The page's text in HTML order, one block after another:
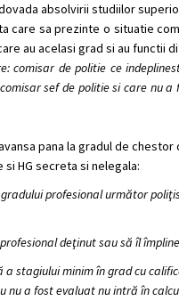
absolvirii studiilor
care sa prezinte o situatie
au acelasi grad si au functii
comisar de politie ce
sef de politie si care nu
pana la gradul de
HG secreta si nelegala:
profesional următor
deţinut sau să îl
stagiului minim în grad cu
a fost evaluat nu intră în